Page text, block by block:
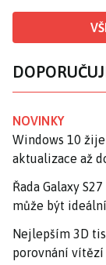
NOVINKY
Windows 10
aktualizace až
Řada Galaxy
může být
Nejlepším 3D
porovnání